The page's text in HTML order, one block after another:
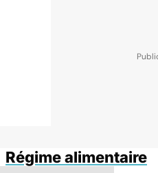
Régime alimentaire